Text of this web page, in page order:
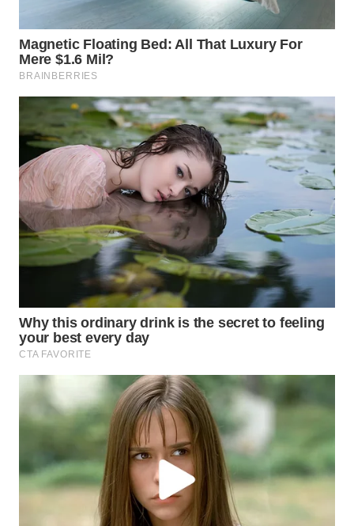
WN
CIANJUR
WN
KEPULAUAN
SERIBU
WN
TANGERANG
WN
BINJAI
WN
CIREBON
WN
KUNINGAN
WN